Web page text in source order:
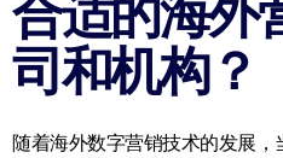
合适的海外
司和机构？
随着海外数字营销技术的发展